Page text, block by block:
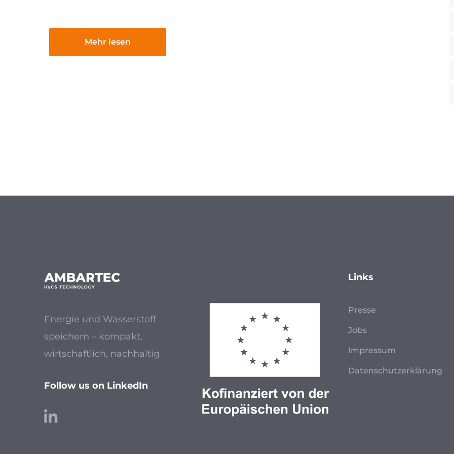
Mehr lesen
Energie und Wasserstoff
speichern – kompakt,
wirtschaftlich, nachhaltig
Follow us on LinkedIn
Links
Presse
Jobs
Impressum
Datenschutzerklärung